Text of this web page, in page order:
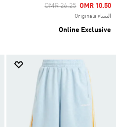
Price Reduced From
OMR 26.25ToOMR 10.50
النساء Originals
Online Exclusive